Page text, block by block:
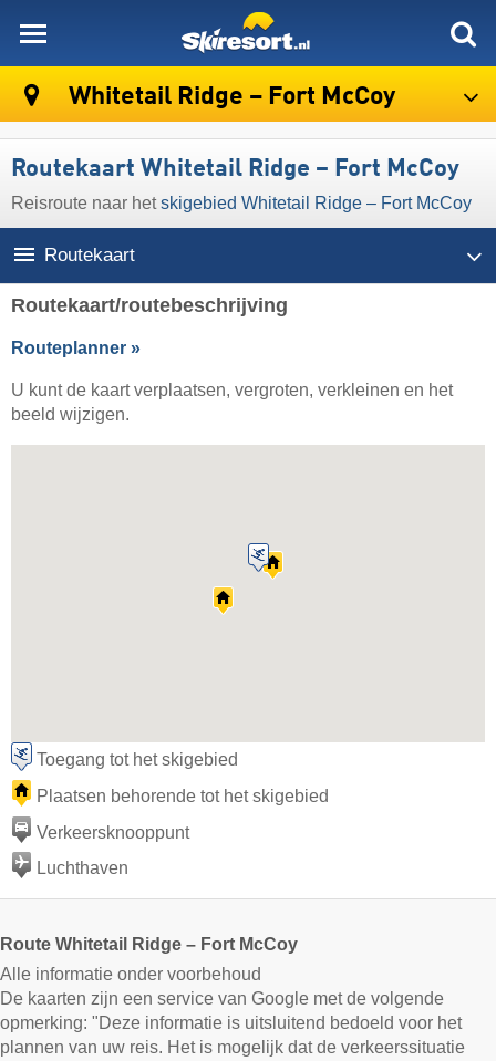
Whitetail Ridge – Fort McCoy
Routekaart Whitetail Ridge – Fort McCoy
Reisroute naar hetskigebied Whitetail Ridge – Fort McCoy
Routekaart
Routekaart/routebeschrijving
Routeplanner »
U kunt de kaart verplaatsen, vergroten, verkleinen en het
beeld wijzigen.
Toegang tot het skigebied
Plaatsen behorende tot het skigebied
Verkeersknooppunt
Luchthaven
Route Whitetail Ridge – Fort McCoy
Alle informatie onder voorbehoud
De kaarten zijn een service van Google met de volgende
opmerking: "Deze informatie is uitsluitend bedoeld voor het
plannen van uw reis. Het is mogelijk dat de verkeerssituatie